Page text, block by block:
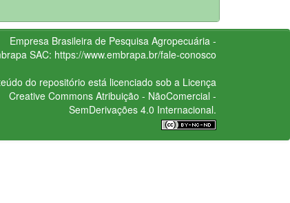
Empresa Brasileira de Pesquisa Agropecuária -
SAC: https://www.embrapa.br/fale-conosco
do repositório está licenciado sob a Licença
Creative CommonsAtribuição - NãoComercial -
SemDerivações 4.0 Internacional.